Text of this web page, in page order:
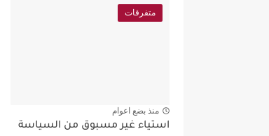
متفرقات
منذ بضع اعوام
استياء غير مسبوق من السياسة